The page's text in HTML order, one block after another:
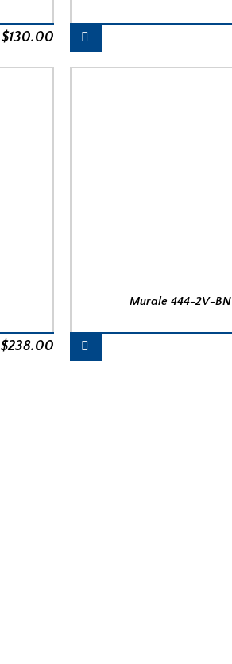
$130.00
$238.00
Murale 444-2V-BN